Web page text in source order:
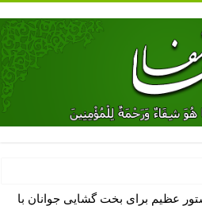
– دعای جلب محبت شوهر
عظیم برای بخت گشایی جوانان با